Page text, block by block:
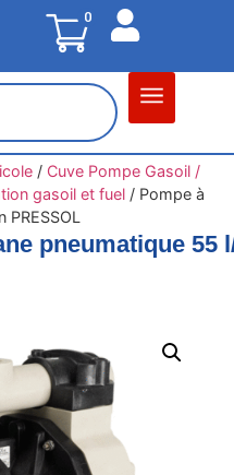
0
/ Cuve Pompe Gasoil /
gasoil et fuel/ Pompe à
pneumatique 55